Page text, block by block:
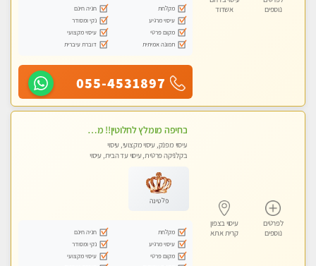
נוספים
אשדוד
מקלחת
חניה חינם
עיסוי מרגיע
נקי ומסודר
מקום פרטי
עיסוי מקצועי
תמונה אמיתית
דוברת עיברית
055-4531897
לפרטים
נוספים
עיסוי בצפון
קרית אתא
בחיפה מומלץ לחלוטין!! מעסה יפה איכותית מקצועית ומפנקת מאוד פרטי מומלץ בחום.עיסוי מפנק מאוווד.
עיסוי מפנק, עיסוי מקצועי, עיסוי
בקלניקה פרטית, עיסוי עד הבית, עיסוי
פלטינה
מקלחת
חניה חינם
עיסוי מרגיע
נקי ומסודר
מקום פרטי
עיסוי מקצועי